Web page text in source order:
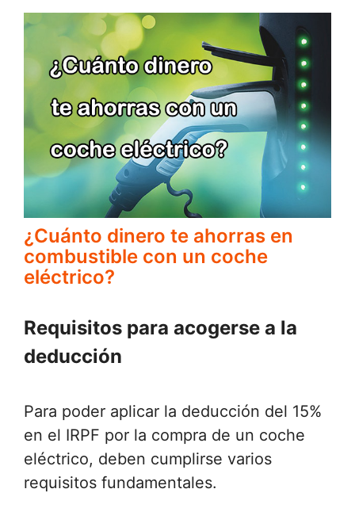
¿Cuánto dinero te ahorras en
combustible con un coche
eléctrico?
Requisitos para acogerse a la
deducción
Para poder aplicar la deducción del 15%
en el IRPF por la compra de un coche
eléctrico, deben cumplirse varios
requisitos fundamentales.